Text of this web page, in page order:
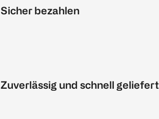
Sicher bezahlen
Zuverlässig und schnell geliefert